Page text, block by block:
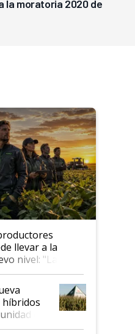
la moratoria 2020 de
llevar a la
nivel: "Las
son
híbridos
en